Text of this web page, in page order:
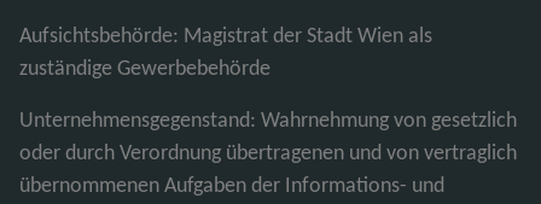
Aufsichtsbehörde: Magistrat der Stadt Wien als
zuständige Gewerbebehörde
Unternehmensgegenstand: Wahrnehmung von gesetzlich
oder durch Verordnung übertragenen und von vertraglich
übernommenen Aufgaben der Informations- und